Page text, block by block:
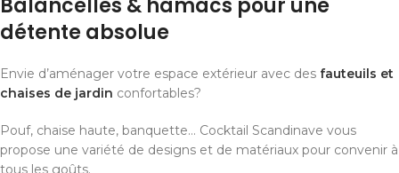
Balancelles & hamacs pour une
détente absolue
Envie d’aménager votre espace extérieur avec des fauteuils et
chaises de jardin confortables?
Pouf, chaise haute, banquette… Cocktail Scandinave vous
propose une variété de designs et de matériaux pour convenir à